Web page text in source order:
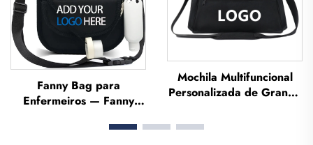
Fanny Bag para
Enfermeiros — Fanny
Compartimentos, Estojo
Mochila Multifuncional
Personalizada de Grande
Esportes e Academia,